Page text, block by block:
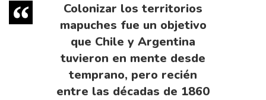
Colonizar los territorios
mapuches fue un objetivo
que Chile y Argentina
tuvieron en mente desde
temprano, pero recién
entre las décadas de 1860